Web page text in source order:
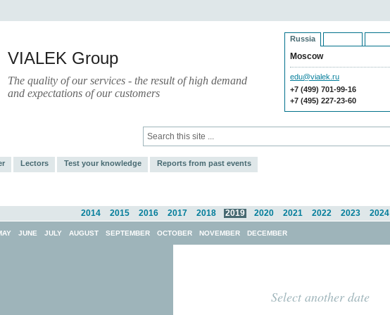
VIALEK Group
The quality of our services - the result of high demand
and expectations of our customers
Russia
Moscow
edu@vialek.ru
+7 (499) 701-99-16
+7 (495) 227-23-60
Lectors Test your knowledge Reports from past events
2024
2023
2022
2021
2020
2019
2018
2017
2016
2015
2014
JUNE JULY AUGUST SEPTEMBER OCTOBER NOVEMBER DECEMBER
Select another date